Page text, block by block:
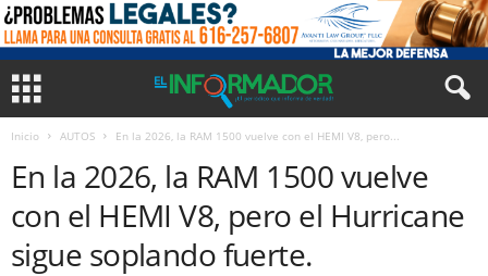
Inicio AUTOS En la 2026, la RAM 1500 vuelve con el HEMI V8, pero...
En la 2026, la RAM 1500 vuelve
con el HEMI V8, pero el Hurricane
sigue soplando fuerte.